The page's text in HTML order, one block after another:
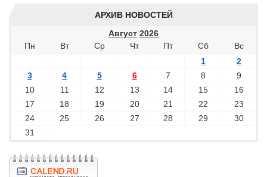
АРХИВ НОВОСТЕЙ
Август 2026
Пн
Вт Ср Чт Пт Сб
Вс
1
2
3
4 5 6 7 8
9
10
11 12 13 14 15
16
17
18 19 20 21 22
23
24
25 26 27 28 29
30
31